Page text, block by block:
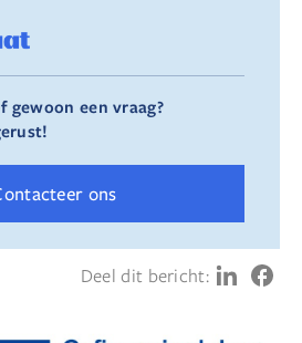
gewoon een vraag?
ons
Deel dit bericht: